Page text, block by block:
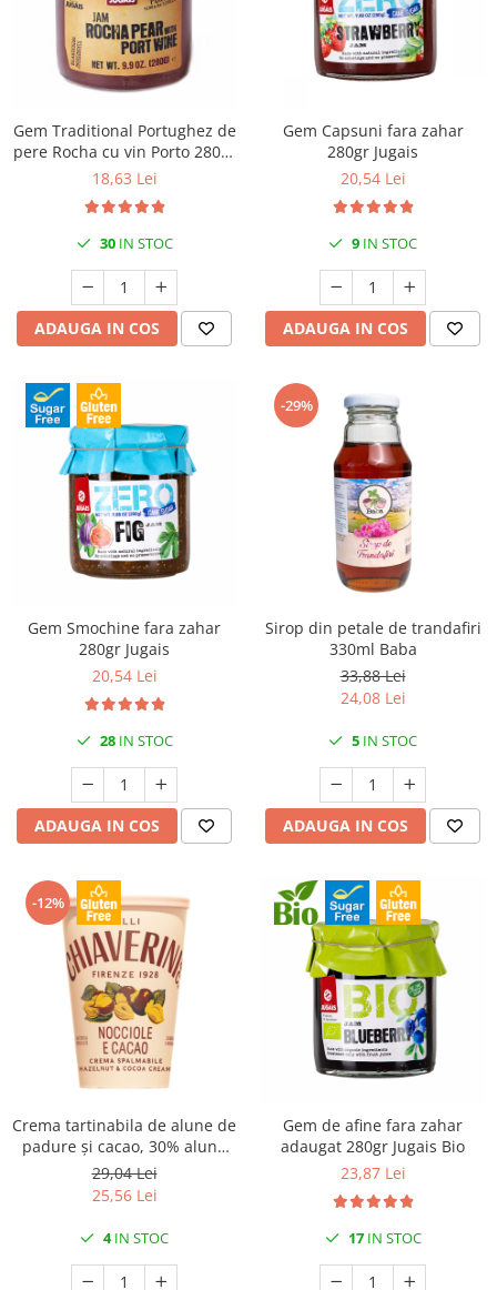
Gem Traditional Portughez de
pere Rocha cu vin Porto 280gr
Jugais
18,63 Lei
30IN STOC
ADAUGA IN COS
Gem Capsuni fara zahar
280gr Jugais
20,54 Lei
9 IN STOC
ADAUGA IN COS
Gem Smochine fara zahar
280gr Jugais
20,54 Lei
28IN STOC
ADAUGA IN COS
-29%
Sirop din petale de trandafiri
330ml Baba
33,88 Lei
24,08 Lei
5 IN STOC
ADAUGA IN COS
-12%
Crema tartinabila de alune de
padure și cacao, 30% alune
300gr Chiaverini
29,04 Lei
25,56 Lei
4IN STOC
Gem de afine fara zahar
adaugat 280gr Jugais Bio
23,87 Lei
17IN STOC